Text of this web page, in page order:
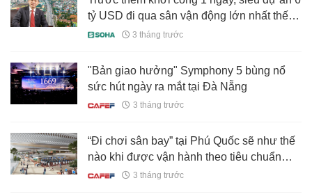
tỷ USD đi qua sân vận động lớn nhất thế
giới có diễn biến quan trọng
3 tháng trước
"Bản giao hưởng" Symphony 5 bùng nổ
sức hút ngày ra mắt tại Đà Nẵng
3 tháng trước
“Đi chơi sân bay” tại Phú Quốc sẽ như thế
nào khi được vận hành theo tiêu chuẩn
Changi? 3 tháng trước